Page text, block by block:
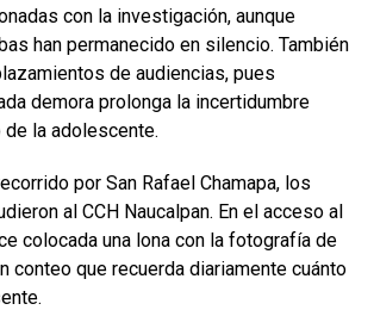
con la investigación, aunque
han permanecido en silencio. También
de audiencias, pues
demora prolonga la incertidumbre
la adolescente.
por San Rafael Chamapa, los
al CCH Naucalpan. En el acceso al
colocada una lona con la fotografía de
conteo que recuerda diariamente cuánto